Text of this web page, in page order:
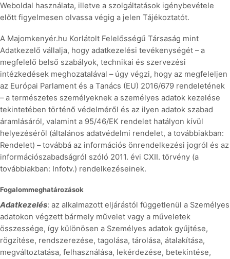
Weboldal használata, illetve a szolgáltatások igénybevétele
előtt figyelmesen olvassa végig a jelen Tájékoztatót.
A Majomkenyér.hu Korlátolt Felelősségű Társaság mint
Adatkezelő vállalja, hogy adatkezelési tevékenységét – a
megfelelő belső szabályok, technikai és szervezési
intézkedések meghozatalával – úgy végzi, hogy az megfeleljen
az Európai Parlament és a Tanács (EU) 2016/679 rendeletének
– a természetes személyeknek a személyes adatok kezelése
tekintetében történő védelméről és az ilyen adatok szabad
áramlásáról, valamint a 95/46/EK rendelet hatályon kívül
helyezéséről (általános adatvédelmi rendelet, a továbbiakban:
Rendelet) – továbbá az információs önrendelkezési jogról és az
információszabadságról szóló 2011. évi CXII. törvény (a
továbbiakban: Infotv.) rendelkezéseinek.
Fogalommeghatározások
Adatkezelés: az alkalmazott eljárástól függetlenül a Személyes
adatokon végzett bármely művelet vagy a műveletek
összessége, így különösen a Személyes adatok gyűjtése,
rögzítése, rendszerezése, tagolása, tárolása, átalakítása,
megváltoztatása, felhasználása, lekérdezése, betekintése,